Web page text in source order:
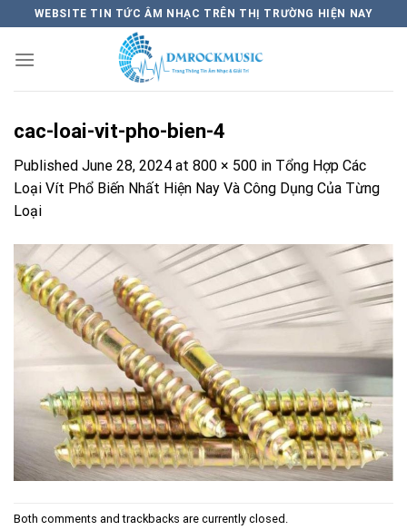
content
WEBSITE TIN TỨC ÂM NHẠC TRÊN THỊ TRƯỜNG HIỆN NAY
cac-loai-vit-pho-bien-4
Published June 28, 2024 at 800 × 500 in Tổng Hợp Các
Loại Vít Phổ Biến Nhất Hiện Nay Và Công Dụng Của Từng
Loại
Both comments and trackbacks are currently closed.